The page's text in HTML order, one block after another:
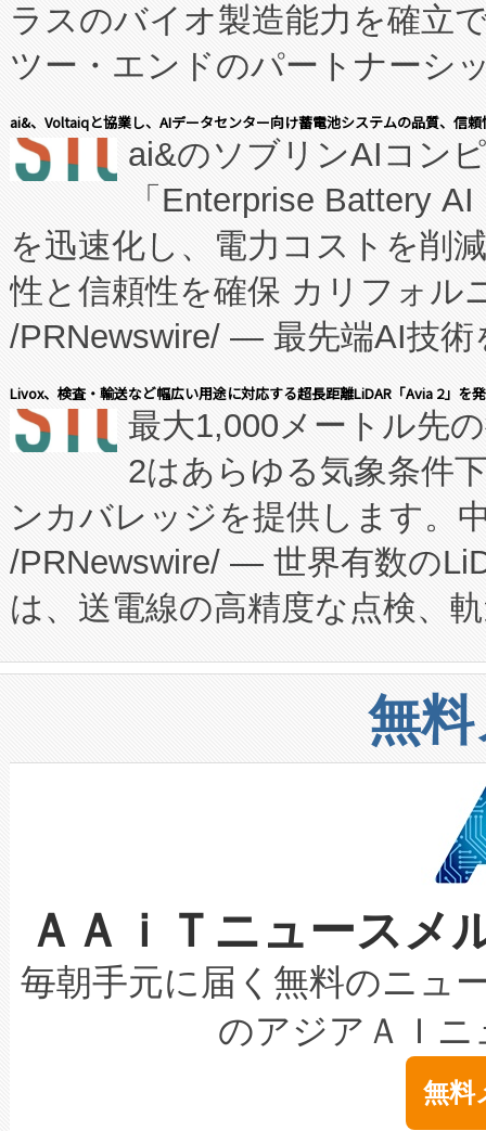
ラスのバイオ製造能力を確立
ツー・エンドのパートナーシ
表しました。 同社の実績ある
manufacturing™ (FCCM™) プ
たNeXは、バイオ医薬品製造
従来のフェッドバッチ施設の
に、患者やサプライチェーン
キー方式で拡張性が高く、持
す。FCCM‑を活用した現地生
患者にとっての費用負担を大
のアクセスを大幅に拡大する
Fully-Connected Continuous
プログラムには、施設設計・
に関する技術移転および知的
構造化トレーニングカリキュ
上げおよび商用化段階におけ
設備整備および立ち上げ調整
加組織は、Enzeneのバイオ
選定された製品について、自
取得できる可能性もあります
設には、3億～4億ドルかか
最高経営責任者（CEO）であ
す。「当社のfully-connected
ームを利用すれば、6,000万
きます。この効率性は、フェ
ai&、Voltaiqと協業し、AIデータセンター向け蓄電池システムの品質、信
ai&のソブリンAIコン
「Enterprise Battery
を迅速化し、電力コストを削
性と信頼性を確保 カリフォル
/PRNewswire/ — 最先端AI技術
会社エーアイ・アンド：本社
President原信平）と、エンタ
ードするVoltaiqは、日本にあ
ーエネルギー貯蔵システム（
た。 Voltaiq独自のAI搭載プラ
定、統合、導入、運用に至る
安全性を追跡し、確保する事
増加しているデータセンター
る電力網に大きな負担をかけ
事業者の負担軽減という課題
系統連系を迅速にし、ピーク
限を超えて利用可能な電力容
持できるよう貢献します。こ
ービスレベル契約（SLA）違
テリー性能の劣化によるダウ
念は、現在データセンターが
ます。 Voltaiq provides a
Livox、検査・輸送など幅広い用途に対応する超長距離LiDAR「Avia 2」を
最大1,000メートル先
2はあらゆる気象条件
ンカバレッジを提供します。
/PRNewswire/ — 世界有数の
は、送電線の高精度な点検、
や穀物倉庫におけるバルク材
リューション「Avia 2」を発
したAvia 2は、1,000メート
狭視野のFOVを切り替えるこ
ケーブル、枝などの細かな対
なレーザースポットにより、
な環境下でも豊かなディテー
キロメートル範囲を検出
LiDAR for Inspections,
は1535 nmレーザーを搭載。
イズの小径化を実現すること
無
ＡＡｉＴニュース
毎朝手元に届く無料のニュ
のアジアＡＩ
無料